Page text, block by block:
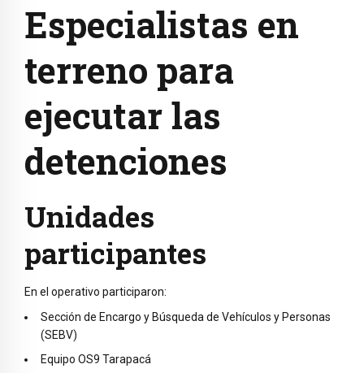
Especialistas en
terreno para
ejecutar las
detenciones
Unidades
participantes
En el operativo participaron:
Sección de Encargo y Búsqueda de Vehículos y Personas
(SEBV)
Equipo OS9 Tarapacá